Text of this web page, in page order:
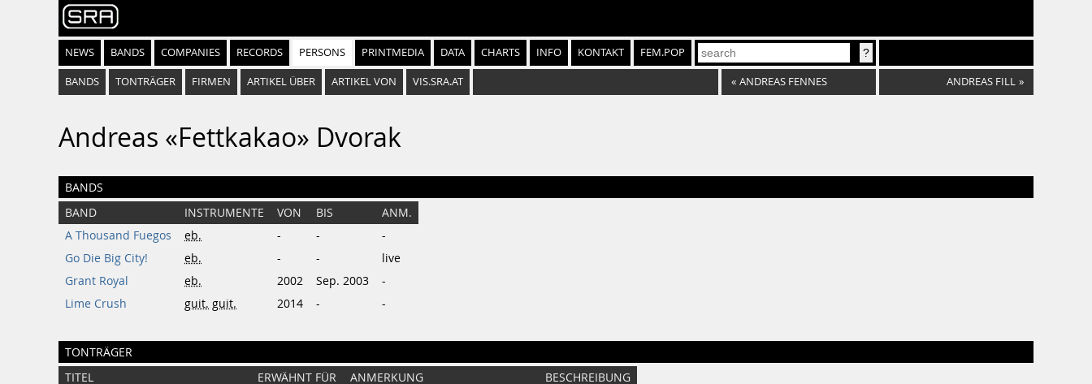
NEWS BANDS COMPANIES RECORDS PERSONS PRINTMEDIA DATA CHARTS INFO KONTAKT FEM.POP
BANDS TONTRÄGER FIRMEN ARTIKEL ÜBER ARTIKEL VON VIS.SRA.AT « ANDREAS FENNES ANDREAS FILL »
Andreas «Fettkakao» Dvorak
BANDS
BAND INSTRUMENTE VON BIS
ANM.
A Thousand Fuegos
eb. - -
-
Go Die Big City!
eb. - -
live
Grant Royal
eb. 2002 Sep. 2003
-
Lime Crush
guit. guit. 2014 - -
TONTRÄGER
TITEL ERWÄHNT FÜR ANMERKUNG
BESCHREIBUNG